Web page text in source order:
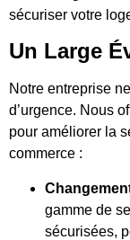
sécuriser votre
Un Large
Notre entreprise
d’urgence. Nous
pour améliorer la
commerce :
gamme de
sécurisées,